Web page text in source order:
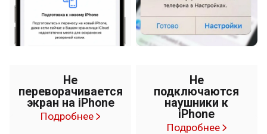
Не
переворачивается
экран на iPhone
Подробнее
Не
подключаются
наушники к
iPhone
Подробнее